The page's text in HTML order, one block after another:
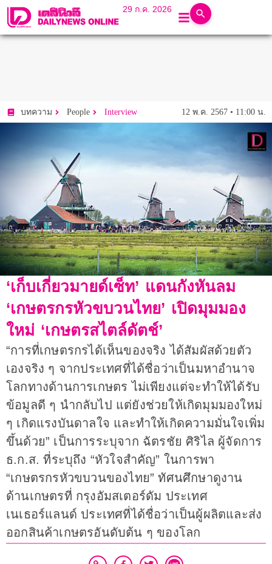
29 ก.ค. 2026
บทความ People Interview 12 พ.ค. 2567 • 11:00 น.
‘เก็บเกี่ยวมายด์เซ็ท’ แดนกังหันลม
‘เกษตรกรหัวขบวนไทย’ เปิดมุมมอง
ใหม่ ‘เกษตรสไตล์ดัตช์’
“การที่เกษตรกรได้เห็นของจริง ได้สัมผัสด้วยตัว
เองจริง ๆ จากประเทศที่ได้ชื่อว่าเป็นมหาอำนาจ
โลกทางด้านการเกษตร ไม่เพียงแต่จะทำให้ได้รับ
ข้อมูลดี ๆ นำกลับไป แต่ยังช่วยให้เกิดมุมมองใหม่
ๆ เกิดแรงบันดาลใจ และทำให้เกิดความมั่นใจเพิ่ม
ขึ้นด้วย” เป็นการระบุจาก ฉัตรชัย ศิริไล ผู้จัดการ
ธ.ก.ส. ที่ระบุถึง “หัวใจสำคัญ” ในการพา
“เกษตรกรหัวขบวนของไทย” ทัศนศึกษาดูงาน
ด้านเกษตรที่ กรุงอัมสเตอร์ดัม ประเทศ
เนเธอร์แลนด์ ประเทศที่ได้ชื่อว่าเป็นผู้ผลิตและส่ง
ออกสินค้าเกษตรอันดับต้น ๆ ของโลก